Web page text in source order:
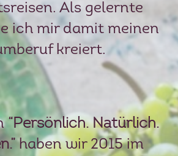
Als gelernte
ich mir damit meinen
kreiert.
“Persönlich. Natürlich.
haben wir 2015 im